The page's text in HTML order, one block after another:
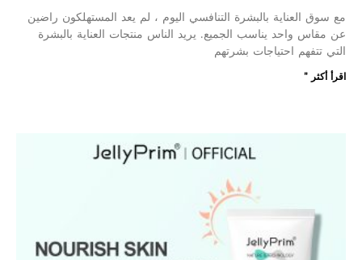
مع سوق العناية بالبشرة التنافسي اليوم ، لم يعد المستهلكون راضين
عن مقاس واحد يناسب الجميع. يريد الناس منتجات العناية بالبشرة
التي تتفهم احتياجات بشرتهم
اقرأ أكثر "